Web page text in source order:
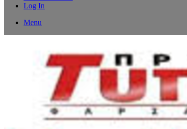
Log In
Menu